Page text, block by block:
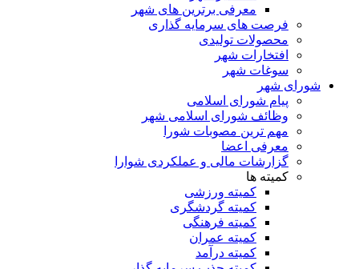
معرفی برترین های شهر
فرصت های سرمایه گذاری
محصولات تولیدی
افتخارات شهر
سوغات شهر
شورای شهر
پیام شورای اسلامی
وظائف شورای اسلامی شهر
مهم ترین مصوبات شورا
معرفی اعضا
گزارشات مالی و عملکردی شوارا
کمیته ها
کمیته ورزشی
کمیته گردشگری
کمیته فرهنگی
کمیته عمران
کمیته درآمد